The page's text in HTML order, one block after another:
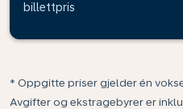
billettpris
* Oppgitte priser gjelder én
Avgifter og ekstragebyrer er